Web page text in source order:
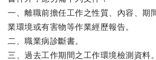
一、離職前擔任工作之性質、內容、期
業環境或有害物等作業經歷報告。
二、職業病診斷書。
三、過去工作期間之工作環境檢測資料